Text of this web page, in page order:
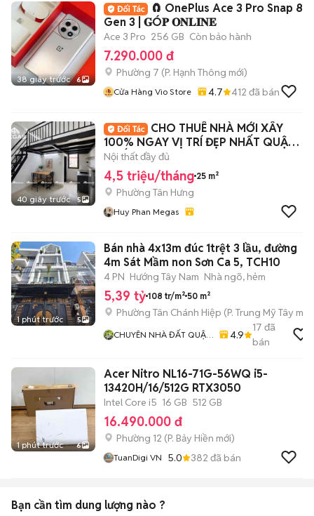
38 giây trước 6
🧲 OnePlus Ace 3 Pro Snap 8
Gen 3 | 𝐆Ó𝐏 𝐎𝐍𝐋𝐈𝐍𝐄
Ace 3 Pro 256 GB Còn bảo hành
7.290.000 đ
Phường 7 (P. Hạnh Thông mới)
Cửa Hàng Vio Store 4.7 412 đã bán
40 giây trước 5
CHO THUÊ NHÀ MỚI XÂY
100% NGAY VỊ TRÍ ĐẸP NHẤT QUẬN
7 KẾ TDTU, LOTTE
Nội thất đầy đủ
4,5 triệu/tháng 25 m²
Phường Tân Hưng
Huy Phan Megas
1 phút trước 5
Bán nhà 4x13m đúc 1trệt 3 lầu, đường
4m Sát Mầm non Sơn Ca 5, TCH10
4 PN Hướng Tây Nam Nhà ngõ, hẻm
5,39 tỷ 108 tr/m² 50 m²
Phường Tân Chánh Hiệp (P. Trung Mỹ Tây mới)
CHUYÊN NHÀ ĐẤT QUẬN
4.9
17 đã
bán
1 phút trước 6
Acer Nitro NL16-71G-56WQ i5-
13420H/16/512G RTX3050
Intel Core i5 16 GB 512 GB
16.490.000 đ
Phường 12 (P. Bảy Hiền mới)
TuanDigi VN 5.0 382 đã bán
Bạn cần tìm dung lượng nào ?